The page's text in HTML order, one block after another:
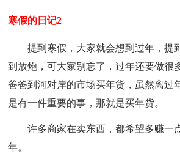
寒假的日记2
提到寒假，大家就会想到过年，提
到放炮，可大家别忘了，过年还要做很
爸爸到河对岸的市场买年货，虽然离过
是有一件重要的事，那就是买年货。
许多商家在卖东西，都希望多赚一
年。